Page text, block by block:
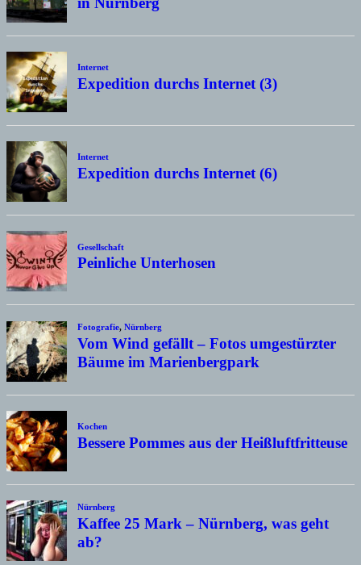
Internet
Expedition durchs Internet (3)
Internet
Expedition durchs Internet (6)
Gesellschaft
Peinliche Unterhosen
Fotografie, Nürnberg
Vom Wind gefällt – Fotos umgestürzter
Bäume im Marienbergpark
Kochen
Bessere Pommes aus der Heißluftfritteuse
Nürnberg
Kaffee 25 Mark – Nürnberg, was geht
ab?